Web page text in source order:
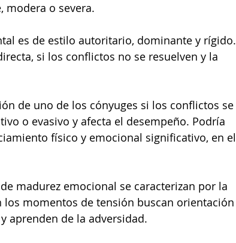
modera o severa.
es de estilo autoritario, dominante y rígido.
si los conflictos no se resuelven y la
de uno de los cónyuges si los conflictos se
o evasivo y afecta el desempeño. Podría
físico y emocional significativo, en el
madurez emocional se caracterizan por la
momentos de tensión buscan orientación
aprenden de la adversidad.